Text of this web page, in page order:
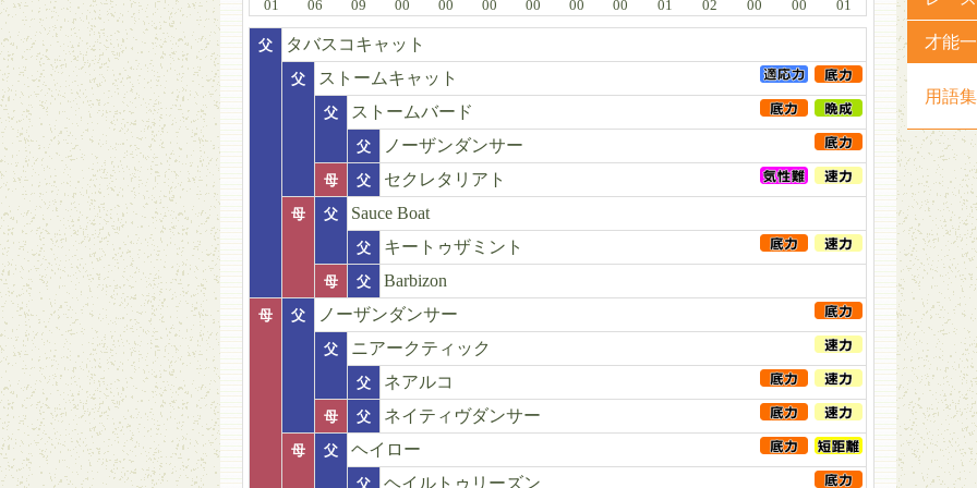
01 06 09 00 00 00 00 00 00 01 02 00 00 01
父 タバスコキャット
父 ストームキャット
父 ストームバード
父 ノーザンダンサー
母 父 セクレタリアト
母 父 Sauce Boat
父 キートゥザミント
母 父 Barbizon
母 父 ノーザンダンサー
父 ニアークティック
父 ネアルコ
母 父 ネイティヴダンサー
母 父 ヘイロー
父 ヘイルトゥリーズン
才能
用語集